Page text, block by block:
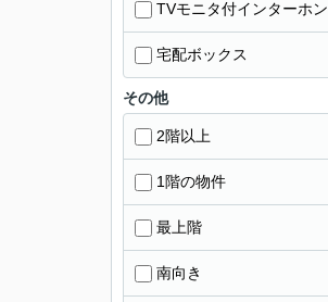
TVモニタ付インターホン
宅配ボックス
その他
2階以上
1階の物件
最上階
南向き